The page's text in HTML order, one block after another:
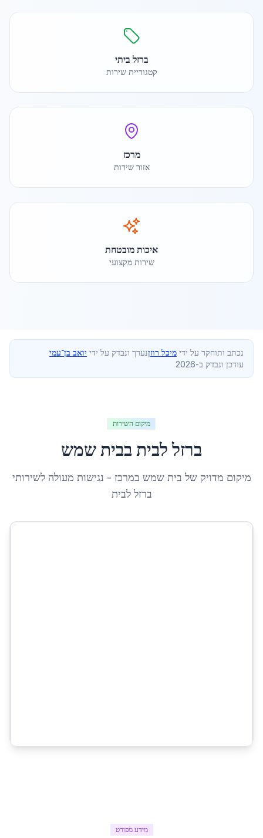
ברזל ביתי
קטגוריית שירות
מרכז
אזור שירות
איכות מובטחת
שירות מקצועי
נכתב ותוחקר על ידי מיכל רוזןנערך ונבדק על ידי יואב בן־עמי
עודכן ונבדק ב-2026
מיקום השירות
ברזל לבית בבית שמש
מיקום מדויק של בית שמש במרכז - נגישות מעולה לשירותי
ברזל לבית
מידע מפורט